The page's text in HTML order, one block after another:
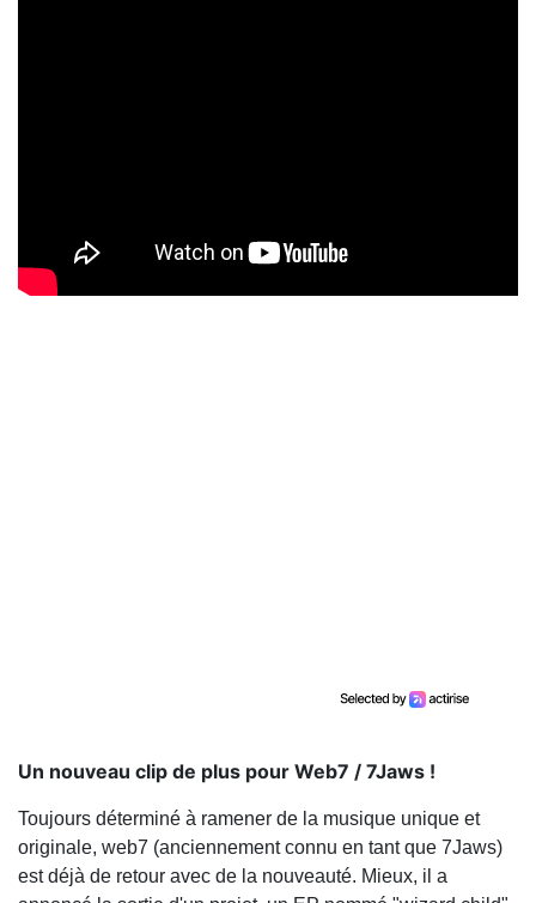
Un nouveau clip de plus pour Web7 / 7Jaws !
Toujours déterminé à ramener de la musique unique et
originale, web7 (anciennement connu en tant que 7Jaws)
est déjà de retour avec de la nouveauté. Mieux, il a